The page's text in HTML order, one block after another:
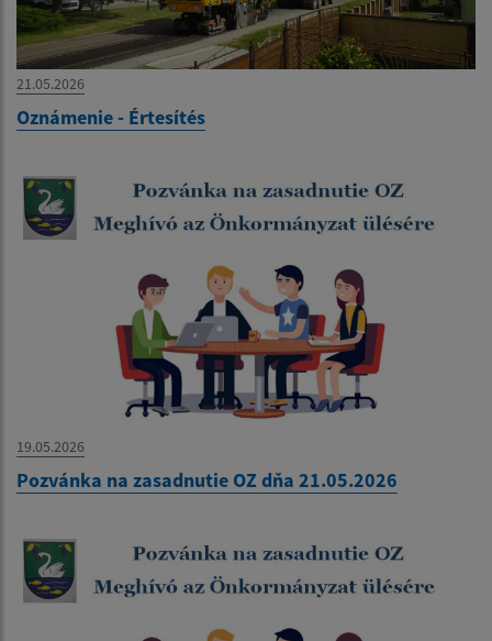
21.05.2026
Oznámenie - Értesítés
19.05.2026
Pozvánka na zasadnutie OZ dňa 21.05.2026